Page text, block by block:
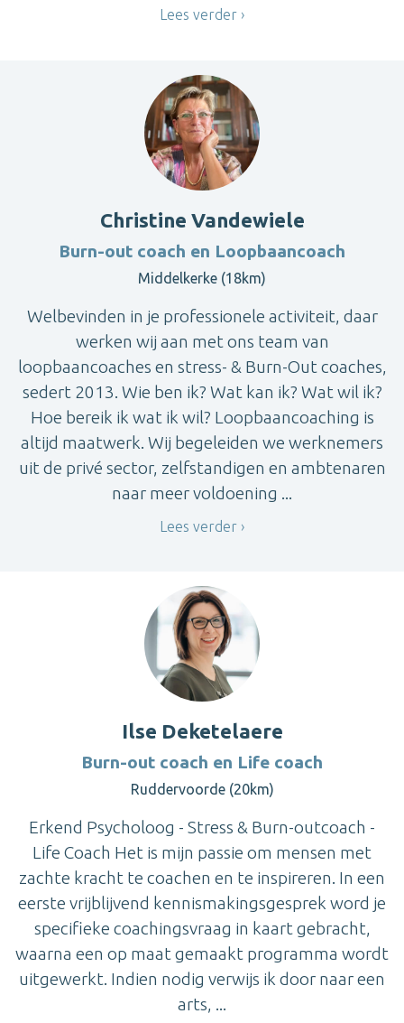
Lees verder
Christine Vandewiele
Burn-out coach en Loopbaancoach
Middelkerke (18km)
Welbevinden in je professionele activiteit, daar
werken wij aan met ons team van
loopbaancoaches en stress- & Burn-Out coaches,
sedert 2013. Wie ben ik? Wat kan ik? Wat wil ik?
Hoe bereik ik wat ik wil? Loopbaancoaching is
altijd maatwerk. Wij begeleiden we werknemers
uit de privé sector, zelfstandigen en ambtenaren
naar meer voldoening ...
Lees verder
Ilse Deketelaere
Burn-out coach en Life coach
Ruddervoorde (20km)
Erkend Psycholoog - Stress & Burn-outcoach -
Life Coach Het is mijn passie om mensen met
zachte kracht te coachen en te inspireren. In een
eerste vrijblijvend kennismakingsgesprek word je
specifieke coachingsvraag in kaart gebracht,
waarna een op maat gemaakt programma wordt
uitgewerkt. Indien nodig verwijs ik door naar een
arts, ...